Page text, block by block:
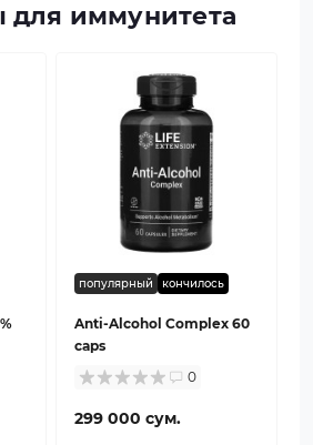
для иммунитета
популярный кончилось
Anti-Alcohol Complex 60
caps
0
299 000 сум.